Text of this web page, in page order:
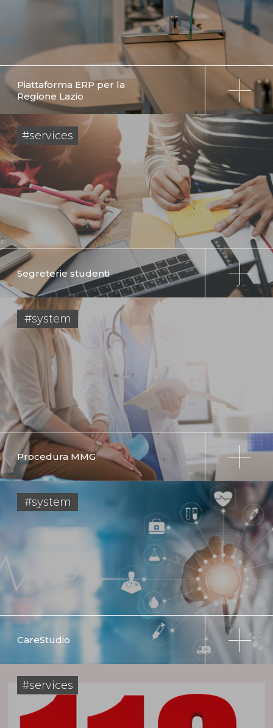
Piattaforma ERP per la
Regione Lazio
#services
Segreterie studenti
#system
Procedura MMG
#system
CareStudio
#services